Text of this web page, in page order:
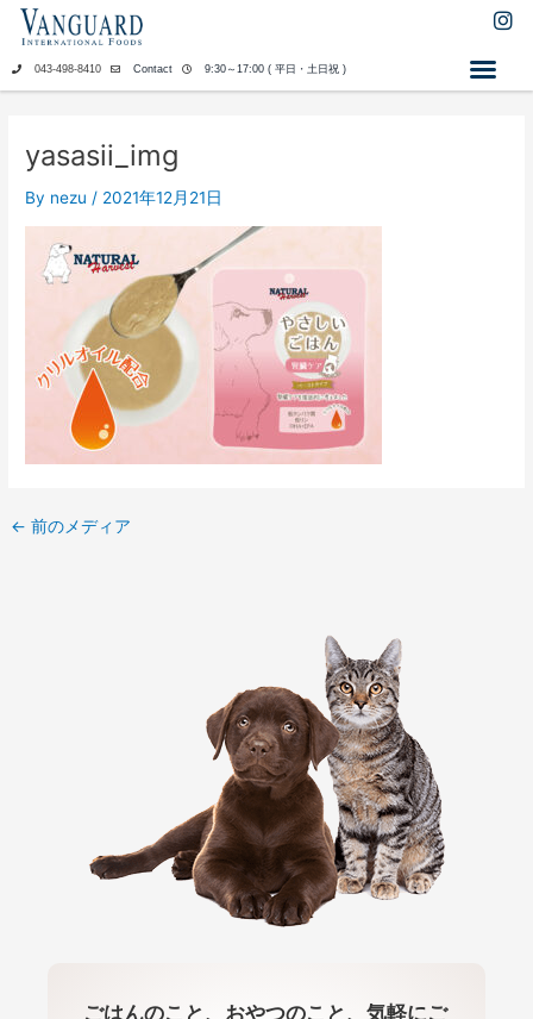
ス
I
043-498-8410 Contact 9:30～17:00 ( 平日・土日祝 )
yasasii_img
By nezu / 2021年12月21日
← 前のメディア
ごはんのこと、おやつのこと、気軽にご